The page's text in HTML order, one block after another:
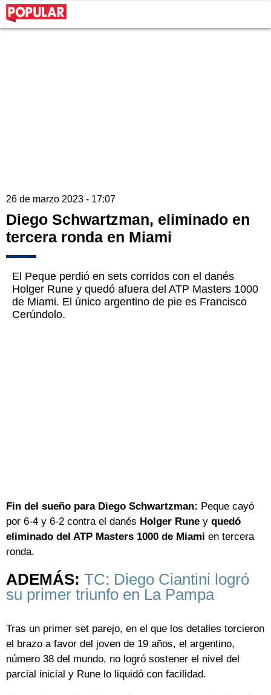
26 de marzo 2023 - 17:07
Diego Schwartzman, eliminado en
tercera ronda en Miami
El Peque perdió en sets corridos con el danés
Holger Rune y quedó afuera del ATP Masters 1000
de Miami. El único argentino de pie es Francisco
Cerúndolo.
Fin del sueño para Diego Schwartzman: Peque cayó
por 6-4 y 6-2 contra el danés Holger Rune y quedó
eliminado del ATP Masters 1000 de Miami en tercera
ronda.
ADEMÁS: TC: Diego Ciantini logró
su primer triunfo en La Pampa
Tras un primer set parejo, en el que los detalles torcieron
el brazo a favor del joven de 19 años, el argentino,
número 38 del mundo, no logró sostener el nivel del
parcial inicial y Rune lo liquidó con facilidad.